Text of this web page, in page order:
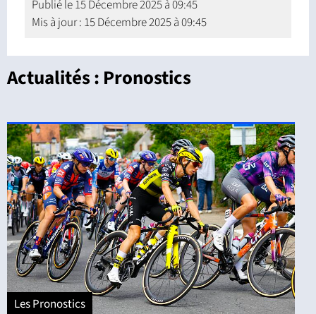
Publié le15 Décembre 2025 à 09:45
Mis à jour : 15 Décembre 2025 à 09:45
Actualités : Pronostics
Les Pronostics